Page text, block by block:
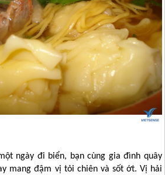
ngày đi biển, bạn cùng gia đình quây
mang đậm vị tỏi chiên và sốt ớt. Vị hải